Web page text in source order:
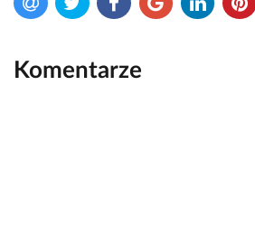
Komentarze